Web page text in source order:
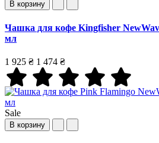
В корзину
Чашка для кофе Kingfisher
мл
1 925 ₴ 1 474 ₴
Sale
В корзину